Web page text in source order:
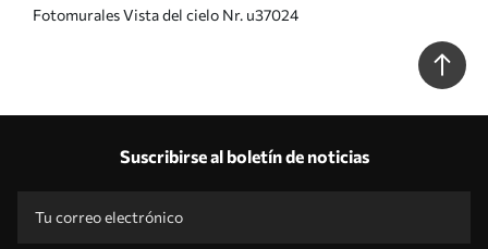
Fotomurales Vista del cielo Nr. u37024
Suscribirse al boletín de noticias